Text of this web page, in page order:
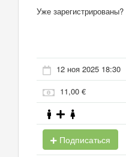
Уже зарегистрированы?
12 ноя 2025 18:30
11,00 €
Подписаться